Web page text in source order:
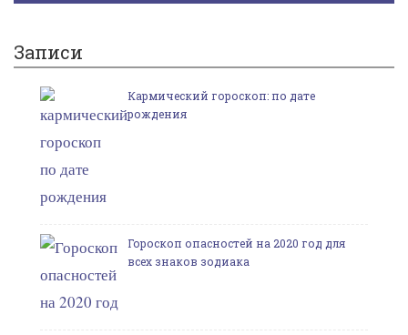
Записи
Кармический гороскоп: по дате
рождения
Гороскоп опасностей на 2020 год для
всех знаков зодиака